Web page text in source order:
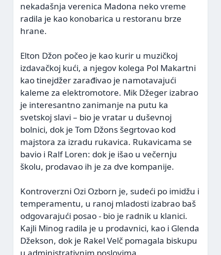
nekadašnja verenica Madona neko vreme
radila je kao konobarica u restoranu brze
hrane.
Elton Džon počeo je kao kurir u muzičkoj
izdavačkoj kući, a njegov kolega Pol Makartni
kao tinejdžer zarađivao je namotavajući
kaleme za elektromotore. Mik Džeger izabrao
je interesantno zanimanje na putu ka
svetskoj slavi – bio je vratar u duševnoj
bolnici, dok je Tom Džons šegrtovao kod
majstora za izradu rukavica. Rukavicama se
bavio i Ralf Loren: dok je išao u večernju
školu, prodavao ih je za dve kompanije.
Kontroverzni Ozi Ozborn je, sudeći po imidžu i
temperamentu, u ranoj mladosti izabrao baš
odgovarajući posao - bio je radnik u klanici.
Kajli Minog radila je u prodavnici, kao i Glenda
Džekson, dok je Rakel Velč pomagala biskupu